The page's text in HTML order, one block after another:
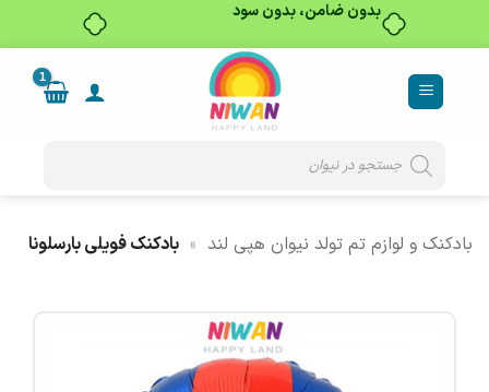
بدون ضامن، بدون سود
content
search
بادکنک و لوازم تم تولد نیوان هپی لند » بادکنک فویلی بارسلونا